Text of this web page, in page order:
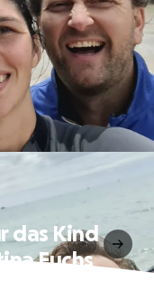
das Kind
Fuchs